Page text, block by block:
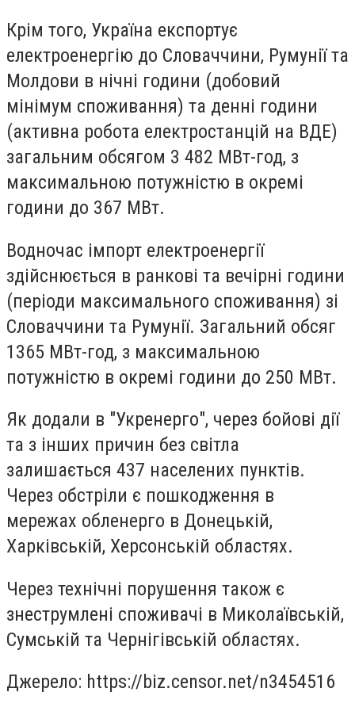
Крім того, Україна експортує
електроенергію до Словаччини, Румунії та
Молдови в нічні години (добовий
мінімум споживання) та денні години
(активна робота електростанцій на ВДЕ)
загальним обсягом 3 482 МВт-год, з
максимальною потужністю в окремі
години до 367 МВт.
Водночас імпорт електроенергії
здійснюється в ранкові та вечірні години
(періоди максимального споживання) зі
Словаччини та Румунії. Загальний обсяг
1365 МВт-год, з максимальною
потужністю в окремі години до 250 МВт.
Як додали в "Укренерго", через бойові дії
та з інших причин без світла
залишається 437 населених пунктів.
Через обстріли є пошкодження в
мережах обленерго в Донецькій,
Харківській, Херсонській областях.
Через технічні порушення також є
знеструмлені споживачі в Миколаївській,
Сумській та Чернігівській областях.
Джерело: https://biz.censor.net/n3454516